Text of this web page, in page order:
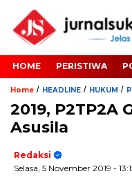
HOME PERISTIWA
Home / HEADLINE / HUKUM /
2019, P2TP2A
Asusila
Redaksi
Selasa, 5 November 2019 -